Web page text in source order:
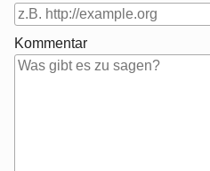
Kommentar